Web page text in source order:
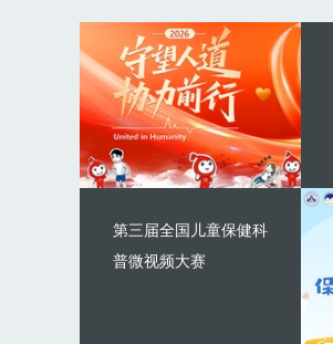
第三届全国儿童保健科
普微视频大赛